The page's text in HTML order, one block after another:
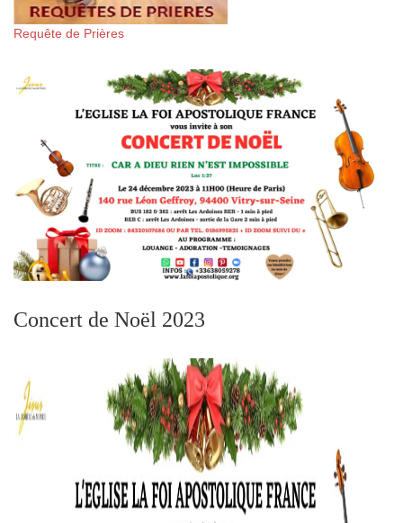
Requête de Prières
Concert de Noël 2023